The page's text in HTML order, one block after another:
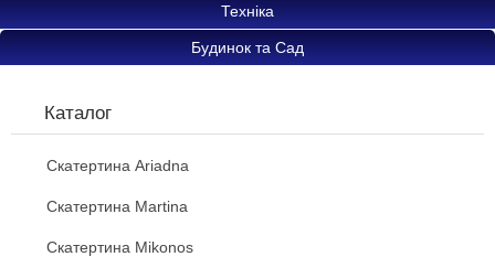
Техніка
Будинок та Сад
Каталог
Скатертина Ariadna
Скатертина Martina
Скатертина Mikonos